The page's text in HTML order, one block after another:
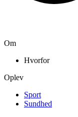
Om
Hvorfor
Oplev
Sport
Sundhed